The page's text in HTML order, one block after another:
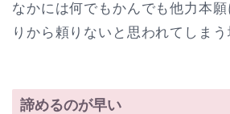
なかには何でもかんでも他力本
りから頼りないと思われてしま
諦めるのが早い